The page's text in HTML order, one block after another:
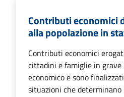
Contributi economici
alla popolazione in
Contributi economici
cittadini e famiglie in
economico e sono
situazioni che